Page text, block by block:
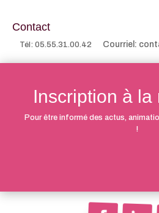
Contact
Tél: 05.55.31.00.42 Courriel:
Inscription à la
Pour être informé des actus,
!